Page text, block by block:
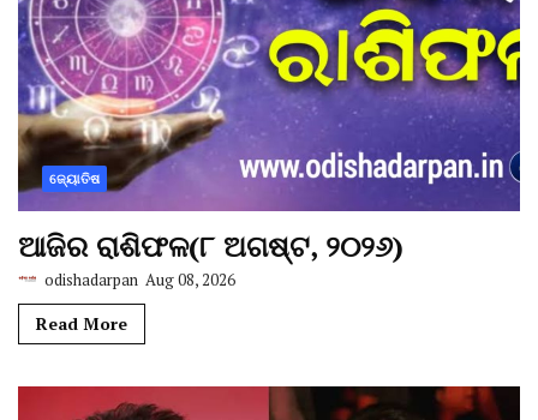
ଜ୍ୟୋତିଷ
ଆଜିର ରାଶିଫଳ(୮ ଅଗଷ୍ଟ, ୨୦୨୬)
odishadarpan Aug 08, 2026
Read More